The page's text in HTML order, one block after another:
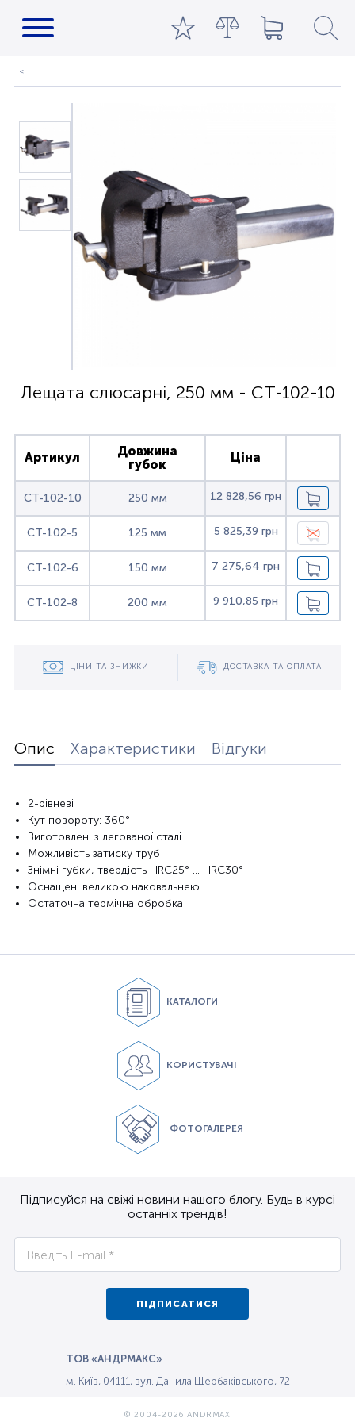
Лещата слюсарні, 250 мм - CT-102-10
Артикул
Довжина
губок
Ціна
CT-102-10 250 мм 12 828,56 грн
CT-102-5 125 мм 5 825,39 грн
CT-102-6 150 мм 7 275,64 грн
CT-102-8 200 мм 9 910,85 грн
ЦІНИ ТА ЗНИЖКИ ДОСТАВКА ТА ОПЛАТА
Опис Характеристики Відгуки
2-рівневі
Кут повороту: 360°
Виготовлені з легованої сталі
Можливість затиску труб
Знімні губки, твердість HRC25° ... HRC30°
Оснащені великою наковальнею
Остаточна термічна обробка
КАТАЛОГИ
КОРИСТУВАЧІ
ФОТОГАЛЕРЕЯ
Підписуйся на свіжі новини нашого блогу. Будь в курсі
останніх трендів!
ПІДПИСАТИСЯ
ТОВ «АНДРМАКС»
м. Київ, 04111, вул. Данила Щербаківського, 72
© 2004-2026 ANDRMAX